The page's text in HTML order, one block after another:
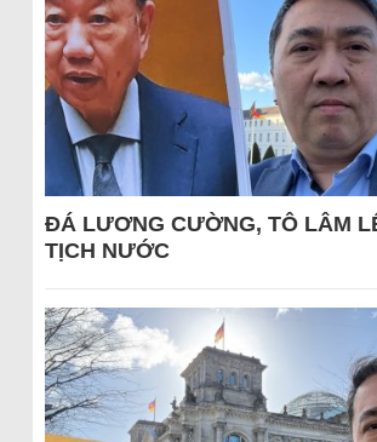
ĐÁ LƯƠNG CƯỜNG, TÔ LÂM
TỊCH NƯỚC